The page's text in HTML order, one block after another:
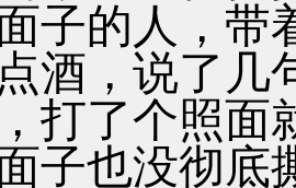
子的人，带
酒，说了几
打了个照面
子也没彻底